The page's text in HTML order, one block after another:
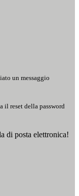
un messaggio
il reset della password
di posta elettronica!